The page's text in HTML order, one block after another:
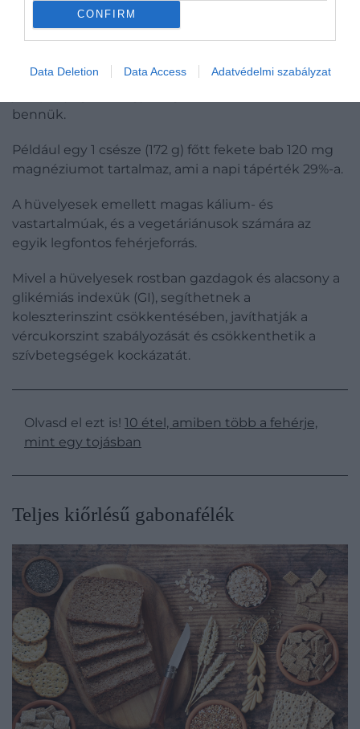
CONFIRM
Data Deletion Data Access Adatvédelmi szabályzat
Shutterstock
lencse, a bab, a csicseriborsó, a borsó és a szójabab is
bennük.
Például egy 1 csésze (172 g) főtt fekete bab 120 mg
magnéziumot tartalmaz, ami a napi tápérték 29%-a.
A hüvelyesek emellett magas kálium- és
vastartalmúak, és a vegetáriánusok számára az
egyik legfontos fehérjeforrás.
Mivel a hüvelyesek rostban gazdagok és alacsony a
glikémiás indexük (GI), segíthetnek a
koleszterinszint csökkentésében, javíthatják a
vércukorszint szabályozását és csökkenthetik a
szívbetegségek kockázatát.
Olvasd el ezt is! 10 étel, amiben több a fehérje,
mint egy tojásban
Teljes kiőrlésű gabonafélék